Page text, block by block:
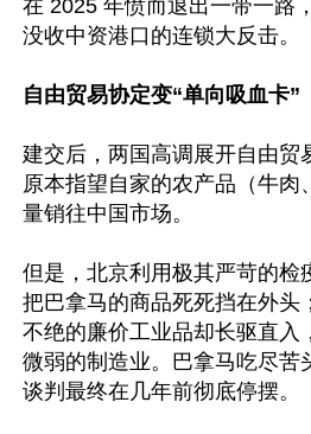
在 2025 年愤而退出一带一路
没收中资港口的连锁大反击。
自由贸易协定变“单向吸血卡”
建交后，两国高调展开自由贸
原本指望自家的农产品（牛肉
量销往中国市场。
但是，北京利用极其严苛的检
把巴拿马的商品死死挡在外头
不绝的廉价工业品却长驱直入
微弱的制造业。巴拿马吃尽苦
谈判最终在几年前彻底停摆。